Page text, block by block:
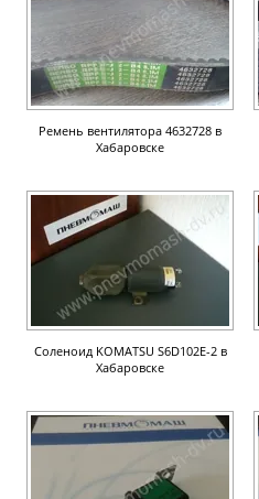
Ремень вентилятора 4632728 в
Хабаровске
Соленоид KOMATSU S6D102E-2 в
Хабаровске